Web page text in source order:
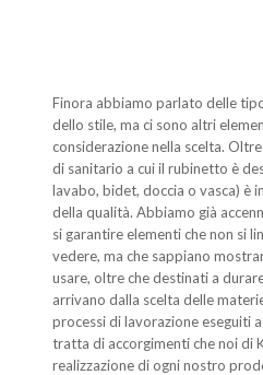
Finora abbiamo parlato delle
dello stile, ma ci sono altri
considerazione nella scelta.
di sanitario a cui il rubinetto è
lavabo, bidet, doccia o vasca) è
della qualità. Abbiamo già
si garantire elementi che non si
vedere, ma che sappiano
usare, oltre che destinati a
arrivano dalla scelta delle
processi di lavorazione eseguiti
tratta di accorgimenti che noi di
realizzazione di ogni nostro